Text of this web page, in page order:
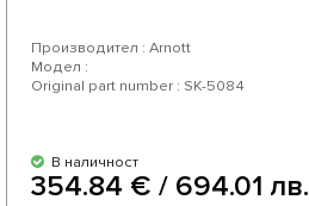
Производител : Arnott
Модел :
Original part number : SK-5084
В наличност
354.84 € / 694.01 лв.